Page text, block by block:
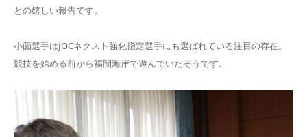
との嬉しい報告です。
小薗選手はJOCネクスト強化指定選手にも選ばれている注目の存在。
競技を始める前から福間海岸で遊んでいたそうです。